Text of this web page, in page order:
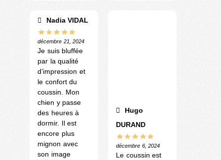
Nadia VIDAL
décembre 21, 2024
Je suis bluffée
par la qualité
d’impression et
le confort du
coussin. Mon
chien y passe
des heures à
dormir. Il est
encore plus
mignon avec
son image
Hugo
DURAND
décembre 6, 2024
Le coussin est